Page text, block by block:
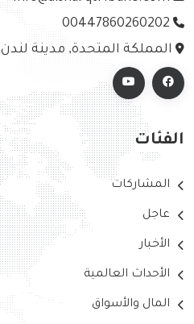
المملكة المتحدة, مدينة لندن
الفئات
المشاركات
عاجل
الأخبار
الأحداث العالمية
المال والأسواق